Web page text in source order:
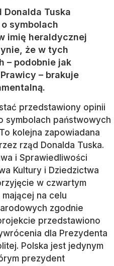
Donalda Tuska
symbolach
imię heraldycznej
że w tych
– podobnie jak
– brakuje
przedstawiony opinii
symbolach państwowych
kolejna zapowiadana
rząd Donalda Tuska.
i Sprawiedliwości
Kultury i Dziedzictwa
w czwartym
na celu
zgodnie
przedstawiono
dla Prezydenta
Polska jest jedynym
prezydent